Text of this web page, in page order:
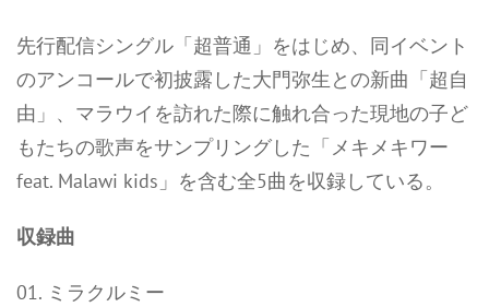
先行配信シングル「超普通」をはじめ、同イベント
のアンコールで初披露した大門弥生との新曲「超自
由」、マラウイを訪れた際に触れ合った現地の子ど
もたちの歌声をサンプリングした「メキメキワー
feat. Malawi kids」を含む全5曲を収録している。
収録曲
01. ミラクルミー